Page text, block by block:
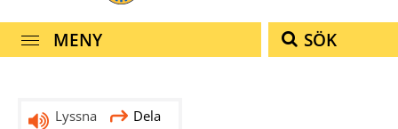
MENY SÖK
Lyssna Dela